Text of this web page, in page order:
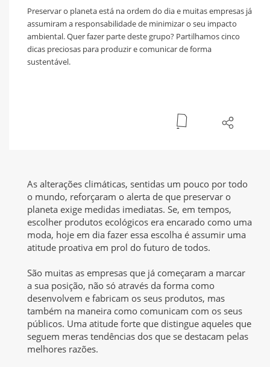
Preservar o planeta está na ordem do dia e muitas empresas já
assumiram a responsabilidade de minimizar o seu impacto
ambiental. Quer fazer parte deste grupo? Partilhamos cinco
dicas preciosas para produzir e comunicar de forma
sustentável.
As alterações climáticas, sentidas um pouco por todo
o mundo, reforçaram o alerta de que preservar o
planeta exige medidas imediatas. Se, em tempos,
escolher produtos ecológicos era encarado como uma
moda, hoje em dia fazer essa escolha é assumir uma
atitude proativa em prol do futuro de todos.
São muitas as empresas que já começaram a marcar
a sua posição, não só através da forma como
desenvolvem e fabricam os seus produtos, mas
também na maneira como comunicam com os seus
públicos. Uma atitude forte que distingue aqueles que
seguem meras tendências dos que se destacam pelas
melhores razões.